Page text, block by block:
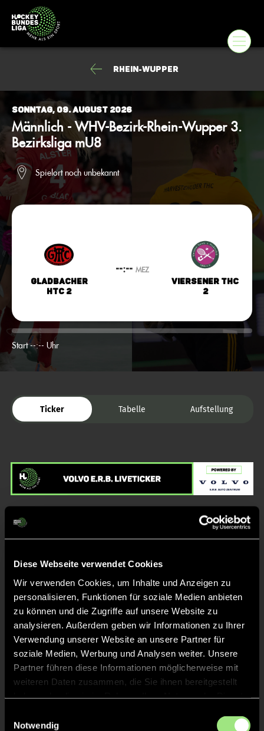
Diese Webseite verwendet Cookies
Wir verwenden Cookies, um Inhalte und Anzeigen zu
personalisieren, Funktionen für soziale Medien anbieten
zu können und die Zugriffe auf unsere Website zu
analysieren. Außerdem geben wir Informationen zu Ihrer
Verwendung unserer Website an unsere Partner für
soziale Medien, Werbung und Analysen weiter. Unsere
Partner führen diese Informationen möglicherweise mit
weiteren Daten zusammen, die Sie ihnen bereitgestellt
Notwendig
Rhein-Wupper
Sonntag, 09. August 2026
Männlich - WHV-Bezirk-Rhein-Wupper 3.
Bezirksliga mU8
Spielort noch unbekannt
Gladbacher
HTC 2
--:-- MEZ
Viersener THC
2
Start --:-- Uhr
Ticker Tabelle Aufstellung
Liveticker
Keine Daten verfügbar.